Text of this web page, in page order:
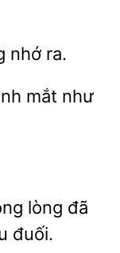
mắt như
lòng đã